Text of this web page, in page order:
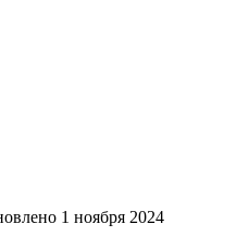
1 ноября 2024